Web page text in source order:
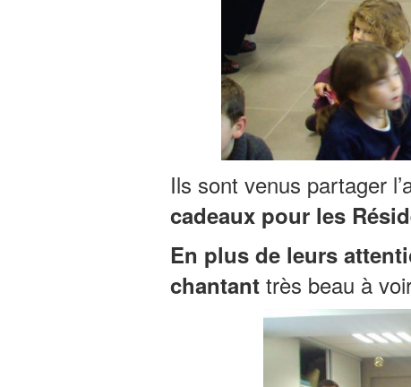
Ils sont venus partager
cadeaux pour les
En plus de leurs
chantanttrès beau à